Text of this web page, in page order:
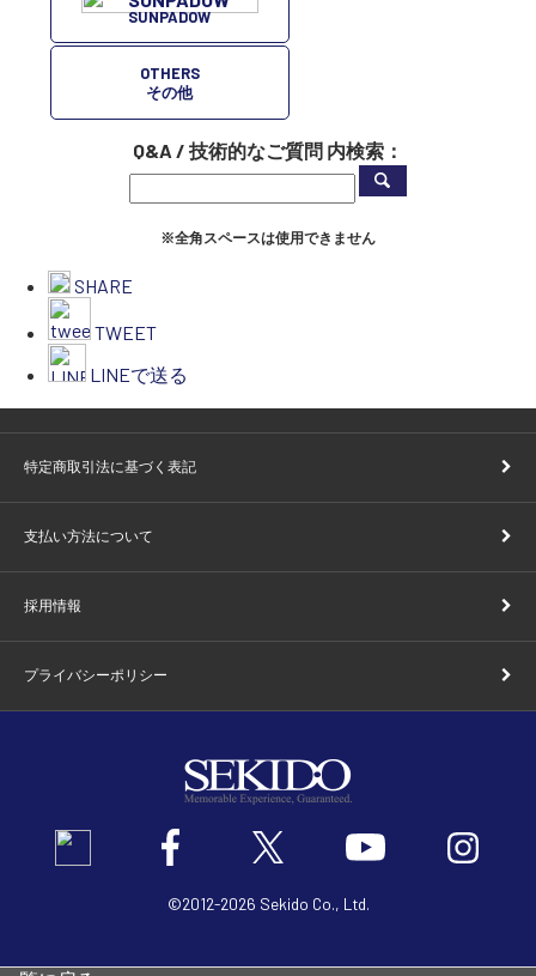
SUNPADOW
OTHERS
その他
Q&A / 技術的なご質問 内検索：
※全角スペースは使用できません
SHARE
TWEET
LINEで送る
特定商取引法に基づく表記
支払い方法について
採用情報
プライバシーポリシー
©2012-2026 Sekido Co., Ltd.